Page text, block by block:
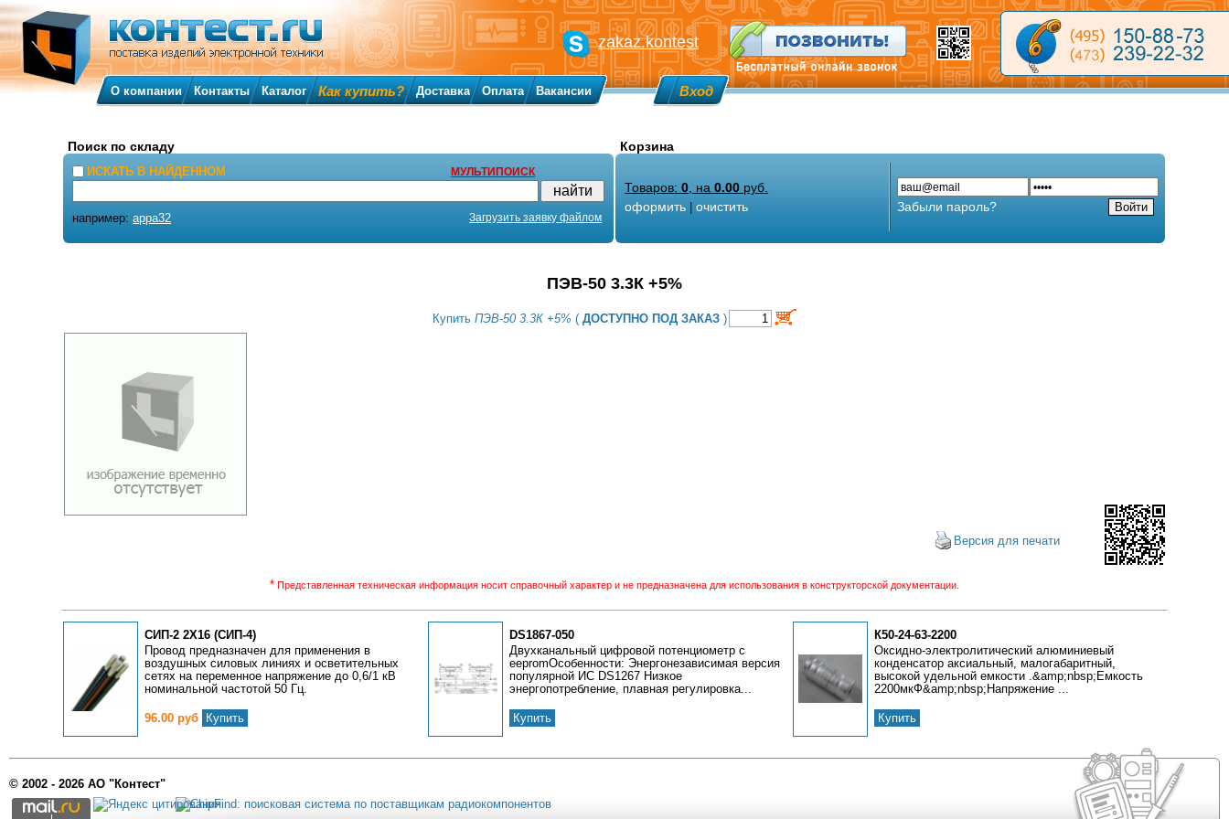
ПЭВ-50 3.3К +5%
Купить ПЭВ-50 3.3К +5% ( ДОСТУПНО ПОД ЗАКАЗ )
Версия для печати
* Представленная техническая информация носит справочный характер и не предназначена для использования в конструкторской документации.
СИП-2 2Х16 (СИП-4)
Провод предназначен для применения в
воздушных силовых линиях и осветительных
сетях на переменное напряжение до 0,6/1 кВ
номинальной частотой 50 Гц.
96.00 руб Купить
DS1867-050
Двухканальный цифровой потенциометр с
eepromОсобенности: Энергонезависимая версия
популярной ИС DS1267 Низкое
энергопотребление, плавная регулировка...
Купить
К50-24-63-2200
Оксидно-электролитический алюминиевый
конденсатор аксиальный, малогабаритный,
высокой удельной емкости .&amp;nbsp;Емкость
2200мкФ&amp;nbsp;Напряжение ...
Купить
zakaz.kontest
О компании Контакты Каталог Как купить? Доставка Оплата Вакансии Вход
Поиск по складу
ИСКАТЬ В НАЙДЕННОМ МУЛЬТИПОИСК
например:appa32 Загрузить заявку файлом
Корзина
Товаров:0 , на0.00 руб.
оформить |очистить Забыли пароль?
© 2002 - 2026 АО "Контест"